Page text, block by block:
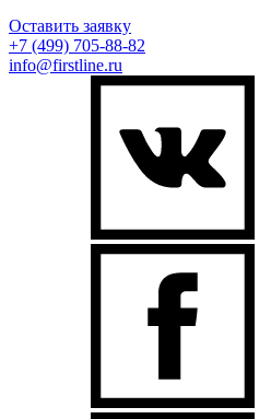
Оставить заявку
+7 (499) 705-88-82
info@firstline.ru